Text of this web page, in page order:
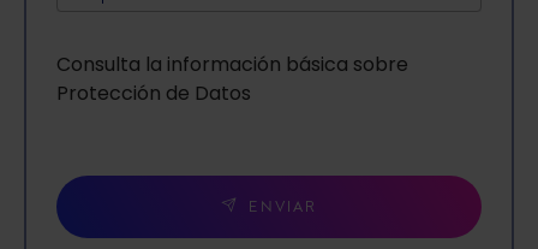
Consulta la información básica sobre
Protección de Datos
ENVIAR